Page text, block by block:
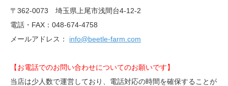
〒362-0073 埼玉県上尾市浅間台4-12-2
電話・FAX：048-674-4758
メールアドレス： info@beetle-farm.com
【お電話でのお問い合わせについてのお願いです】
当店は少人数で運営しており、電話対応の時間を確保することが